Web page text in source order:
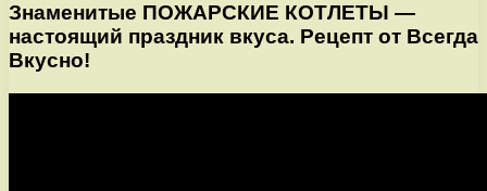
Знаменитые ПОЖАРСКИЕ КОТЛЕТЫ —
настоящий праздник вкуса. Рецепт от Всегда
Вкусно!